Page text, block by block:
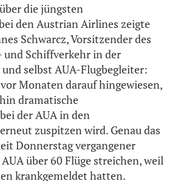
die jüngsten
den Austrian Airlines zeigte
Schwarcz, Vorsitzender des
und Schiffverkehr in der
selbst AUA-Flugbegleiter:
Monaten darauf hingewiesen,
dramatische
der AUA in den
zuspitzen wird. Genau das
Donnerstag vergangener
über 60 Flüge streichen, weil
krankgemeldet hatten.